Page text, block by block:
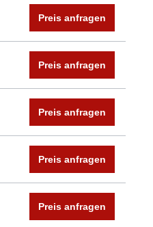
Preis anfragen
Preis anfragen
Preis anfragen
Preis anfragen
Preis anfragen